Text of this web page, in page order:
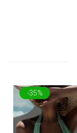
-35%